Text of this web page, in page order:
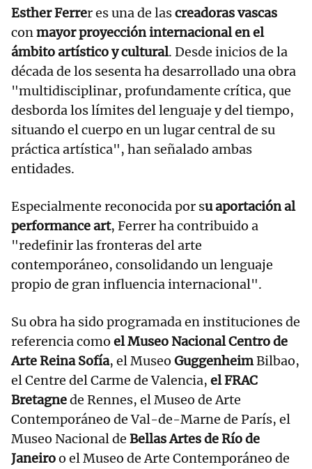
Esther Ferrer es una de lascreadoras vascas
conmayor proyección internacional en el
ámbito artístico y cultural. Desde inicios de la
década de los sesenta ha desarrollado una obra
"multidisciplinar, profundamente crítica, que
desborda los límites del lenguaje y del tiempo,
situando el cuerpo en un lugar central de su
práctica artística", han señalado ambas
entidades.
Especialmente reconocida por su aportación al
performance art, Ferrer ha contribuido a
"redefinir las fronteras del arte
contemporáneo, consolidando un lenguaje
propio de gran influencia internacional".
Su obra ha sido programada en instituciones de
referencia como el Museo Nacional Centro de
Arte Reina Sofía, el Museo GuggenheimBilbao,
el Centre del Carme de Valencia, el FRAC
Bretagnede Rennes, el Museo de Arte
Contemporáneo de Val-de-Marne de París, el
Museo Nacional de Bellas Artes de Río de
Janeiroo el Museo de Arte Contemporáneo de